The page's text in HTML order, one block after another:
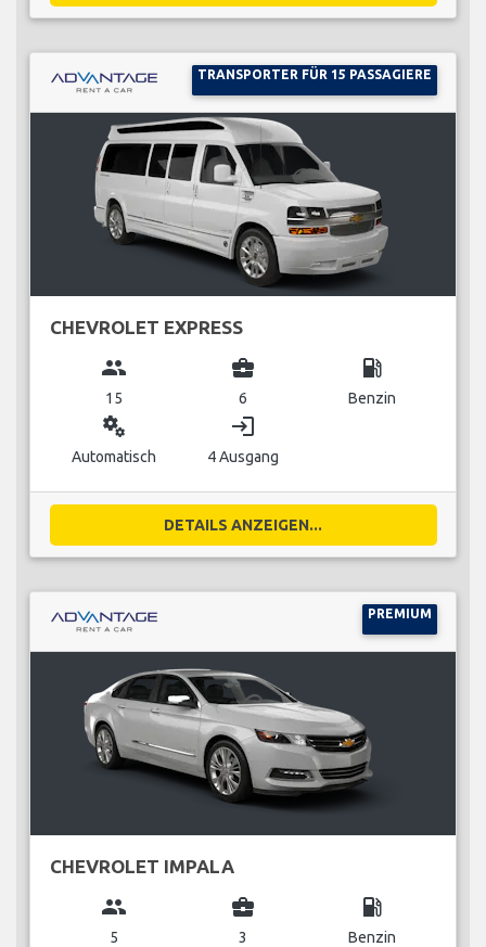
TRANSPORTER FÜR 15 PASSAGIERE
CHEVROLET EXPRESS
group
15
business_center
6
local_gas_station
Benzin
miscellaneous_services
Automatisch
login
4 Ausgang
DETAILS ANZEIGEN...
PREMIUM
CHEVROLET IMPALA
group
5
business_center
3
local_gas_station
Benzin